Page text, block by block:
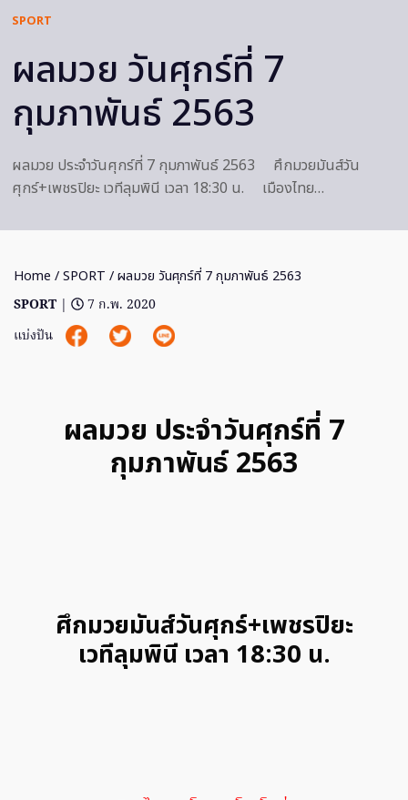
SPORT
ผลมวย วันศุกร์ที่ 7
กุมภาพันธ์ 2563
ผลมวย ประจำวันศุกร์ที่ 7 กุมภาพันธ์ 2563 ศึกมวยมันส์วัน
ศุกร์+เพชรปิยะ เวทีลุมพินี เวลา 18:30 น. เมืองไทย…
Home /SPORT / ผลมวย วันศุกร์ที่ 7 กุมภาพันธ์ 2563
SPORT |
7 ก.พ. 2020
แบ่งปัน
ผลมวย ประจำวันศุกร์ที่ 7
กุมภาพันธ์ 2563
ศึกมวยมันส์วันศุกร์+เพชรปิยะ
เวทีลุมพินี เวลา 18:30 น.